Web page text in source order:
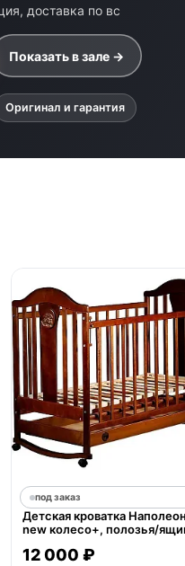
доставка по вс
Показать в зале →
Оригинал и гарантия
под заказ
Детская кроватка Наполеон
new колесо+, полозья/
12 000 ₽